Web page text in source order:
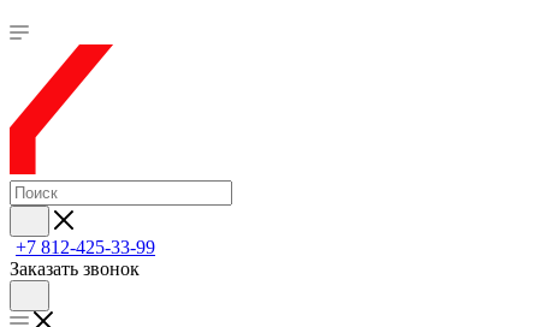
+7 812-425-33-99
Заказать звонок